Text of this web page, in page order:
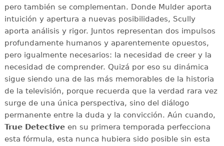
pero también se complementan. Donde Mulder aporta
intuición y apertura a nuevas posibilidades, Scully
aporta análisis y rigor. Juntos representan dos impulsos
profundamente humanos y aparentemente opuestos,
pero igualmente necesarios: la necesidad de creer y la
necesidad de comprender. Quizá por eso su dinámica
sigue siendo una de las más memorables de la historia
de la televisión, porque recuerda que la verdad rara vez
surge de una única perspectiva, sino del diálogo
permanente entre la duda y la convicción. Aún cuando,
True Detectiveen su primera temporada perfecciona
esta fórmula, esta nunca hubiera sido posible sin esta